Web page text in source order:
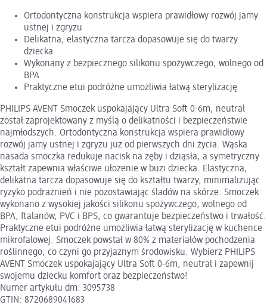
Ortodontyczna konstrukcja wspiera prawidłowy rozwój jamy
ustnej i zgryzu
Delikatna, elastyczna tarcza dopasowuje się do twarzy
dziecka
Wykonany z bezpiecznego silikonu spożywczego, wolnego od
BPA
Praktyczne etui podróżne umożliwia łatwą sterylizację
PHILIPS AVENT Smoczek uspokajający Ultra Soft 0-6m, neutral
został zaprojektowany z myślą o delikatności i bezpieczeństwie
najmłodszych. Ortodontyczna konstrukcja wspiera prawidłowy
rozwój jamy ustnej i zgryzu już od pierwszych dni życia. Wąska
nasada smoczka redukuje nacisk na zęby i dziąsła, a symetryczny
kształt zapewnia właściwe ułożenie w buzi dziecka. Elastyczna,
delikatna tarcza dopasowuje się do kształtu twarzy, minimalizując
ryzyko podrażnień i nie pozostawiając śladów na skórze. Smoczek
wykonano z wysokiej jakości silikonu spożywczego, wolnego od
BPA, ftalanów, PVC i BPS, co gwarantuje bezpieczeństwo i trwałość.
Praktyczne etui podróżne umożliwia łatwą sterylizację w kuchence
mikrofalowej. Smoczek powstał w 80% z materiałów pochodzenia
roślinnego, co czyni go przyjaznym środowisku. Wybierz PHILIPS
AVENT Smoczek uspokajający Ultra Soft 0-6m, neutral i zapewnij
swojemu dziecku komfort oraz bezpieczeństwo!
Numer artykułu dm: 3095738
GTIN: 8720689041683